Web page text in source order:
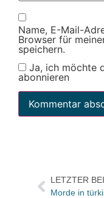
Name, E-Mail-
Browser für
speichern.
Ja, ich möchte
abonnieren
LETZTER